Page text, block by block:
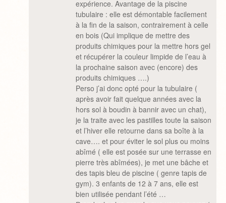
expérience. Avantage de la piscine
tubulaire : elle est démontable facilement
à la fin de la saison, contrairement à celle
en bois (Qui implique de mettre des
produits chimiques pour la mettre hors gel
et récupérer la couleur limpide de l’eau à
la prochaine saison avec (encore) des
produits chimiques ….)
Perso j’ai donc opté pour la tubulaire (
après avoir fait quelque années avec la
hors sol à boudin à bannir avec un chat),
je la traite avec les pastilles toute la saison
et l’hiver elle retourne dans sa boîte à la
cave…. et pour éviter le sol plus ou moins
abîmé ( elle est posée sur une terrasse en
pierre très abîmées), je met une bâche et
des tapis bleu de piscine ( genre tapis de
gym). 3 enfants de 12 à 7 ans, elle est
bien utilisée pendant l’été …